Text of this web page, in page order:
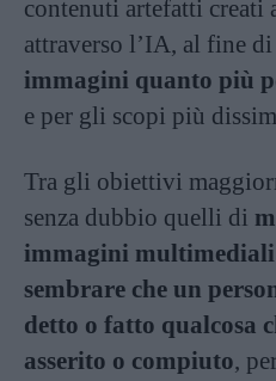
contenuti artefatti creati
attraverso l’IA, al fine di
immagini quanto più
e per gli scopi più
Tra gli obiettivi
senza dubbio quelli di
immagini
sembrare che un
detto o fatto qualcosa
asserito o compiuto,